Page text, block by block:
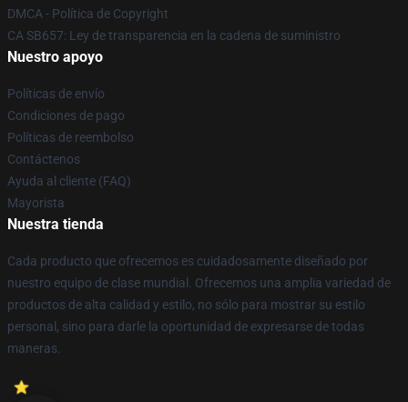
DMCA - Política de Copyright
CA SB657: Ley de transparencia en la cadena de suministro
Nuestro apoyo
Políticas de envío
Condiciones de pago
Políticas de reembolso
Contáctenos
Ayuda al cliente (FAQ)
Mayorista
Nuestra tienda
Cada producto que ofrecemos es cuidadosamente diseñado por
nuestro equipo de clase mundial. Ofrecemos una amplia variedad de
productos de alta calidad y estilo, no sólo para mostrar su estilo
personal, sino para darle la oportunidad de expresarse de todas
maneras.